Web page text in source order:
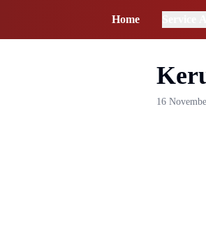
Home
16